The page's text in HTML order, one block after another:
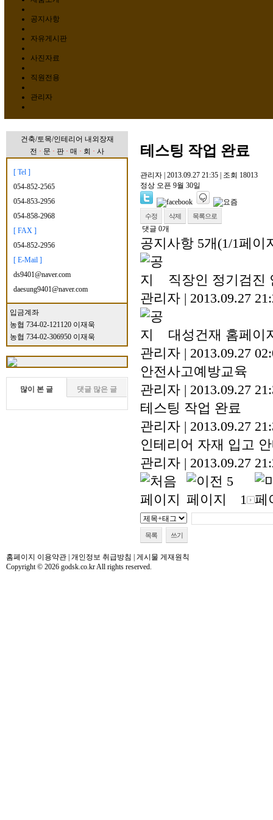
공지사항
자유게시판
사진자료
직원전용
관리자
건축/토목/인테리어 내외장재
전 · 문 · 판 · 매 · 회 · 사
[ Tel ]
054-852-2565
054-853-2956
054-858-2968
[ FAX ]
054-852-2956
[ E-Mail ]
ds9401@naver.com
daesung9401@naver.com
입금계좌
농협 734-02-121120 이재욱
농협 734-02-306950 이재욱
많이 본 글 댓글 많은 글
테스팅 작업 완료
관리자 2013.09.27 21:35 조회 18013
정상 오픈 9월 30일
수정 삭제 목록으로
댓글 0개
공지사항 5개(1/1페이
직장인 정기검진
관리자 | 2013.09.27
대성건재 홈페이
관리자 | 2013.09.27
안전사고예방교육
관리자 | 2013.09.27
테스팅 작업 완료
관리자 | 2013.09.27
인테리어 자재 입고
관리자 | 2013.09.27
1
목록 쓰기
홈페이지 이용약관 개인정보 취급방침
게시물 게재원칙
Copyright © 2026 godsk.co.kr All rights reserved.